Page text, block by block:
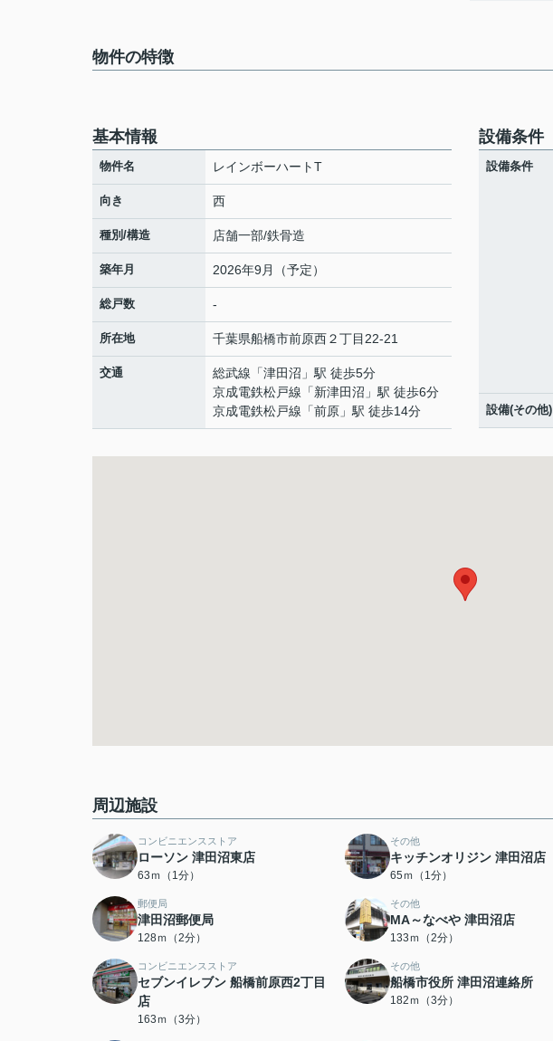
物件の特徴
基本情報
物件名 レインボーハートT
向き 西
種別/構造 店舗一部/鉄骨造
築年月 2026年9月（予定）
総戸数 -
所在地 千葉県船橋市前原西２丁目22-21
交通 総武線 「津田沼 」駅 徒歩5分
京成電鉄松戸線 「新津田沼 」駅 徒歩6分
京成電鉄松戸線 「前原 」駅 徒歩14分
設備条件
設備条件
設備(その他)
周辺施設
コンビニエンスストア
ローソン 津田沼東店
63ｍ（1分）
その他
キッチンオリジン 津田沼店
65ｍ（1分）
郵便局
津田沼郵便局
128ｍ（2分）
その他
MA～なべや 津田沼店
133ｍ（2分）
コンビニエンスストア
セブンイレブン 船橋前原西2丁目
店
163ｍ（3分）
その他
船橋市役所 津田沼連絡所
182ｍ（3分）